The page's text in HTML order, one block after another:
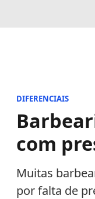
DIFERENCIAIS
com
Muitas
por falta de